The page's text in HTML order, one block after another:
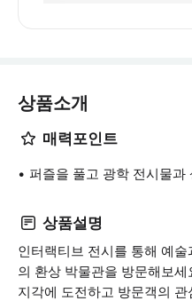
상품소개
매력포인트
퍼즐을 풀고 광학 전시물과
상품설명
인터랙티브 전시를 통해 예
의 환상 박물관을 방문해보세
지각에 도전하고 방문객의